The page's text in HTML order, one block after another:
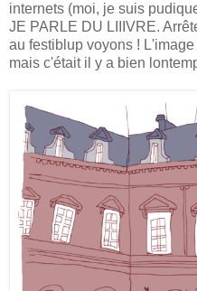
internets (moi, je suis
JE PARLE DU LIIIVRE.
au festiblup voyons !
mais c'était il y a bien